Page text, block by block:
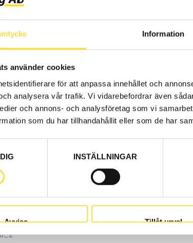
Information
använder cookies
för att anpassa innehållet och
analysera vår trafik. Vi vidarebefordrar även
och annons- och analysföretag som vi
som du har tillhandahållit eller som de har
INSTÄLLNINGAR
Avvisa Tillåt urval